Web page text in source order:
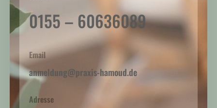
0155 – 60636089
Email
anmeldung@praxis-hamoud.de
Adresse